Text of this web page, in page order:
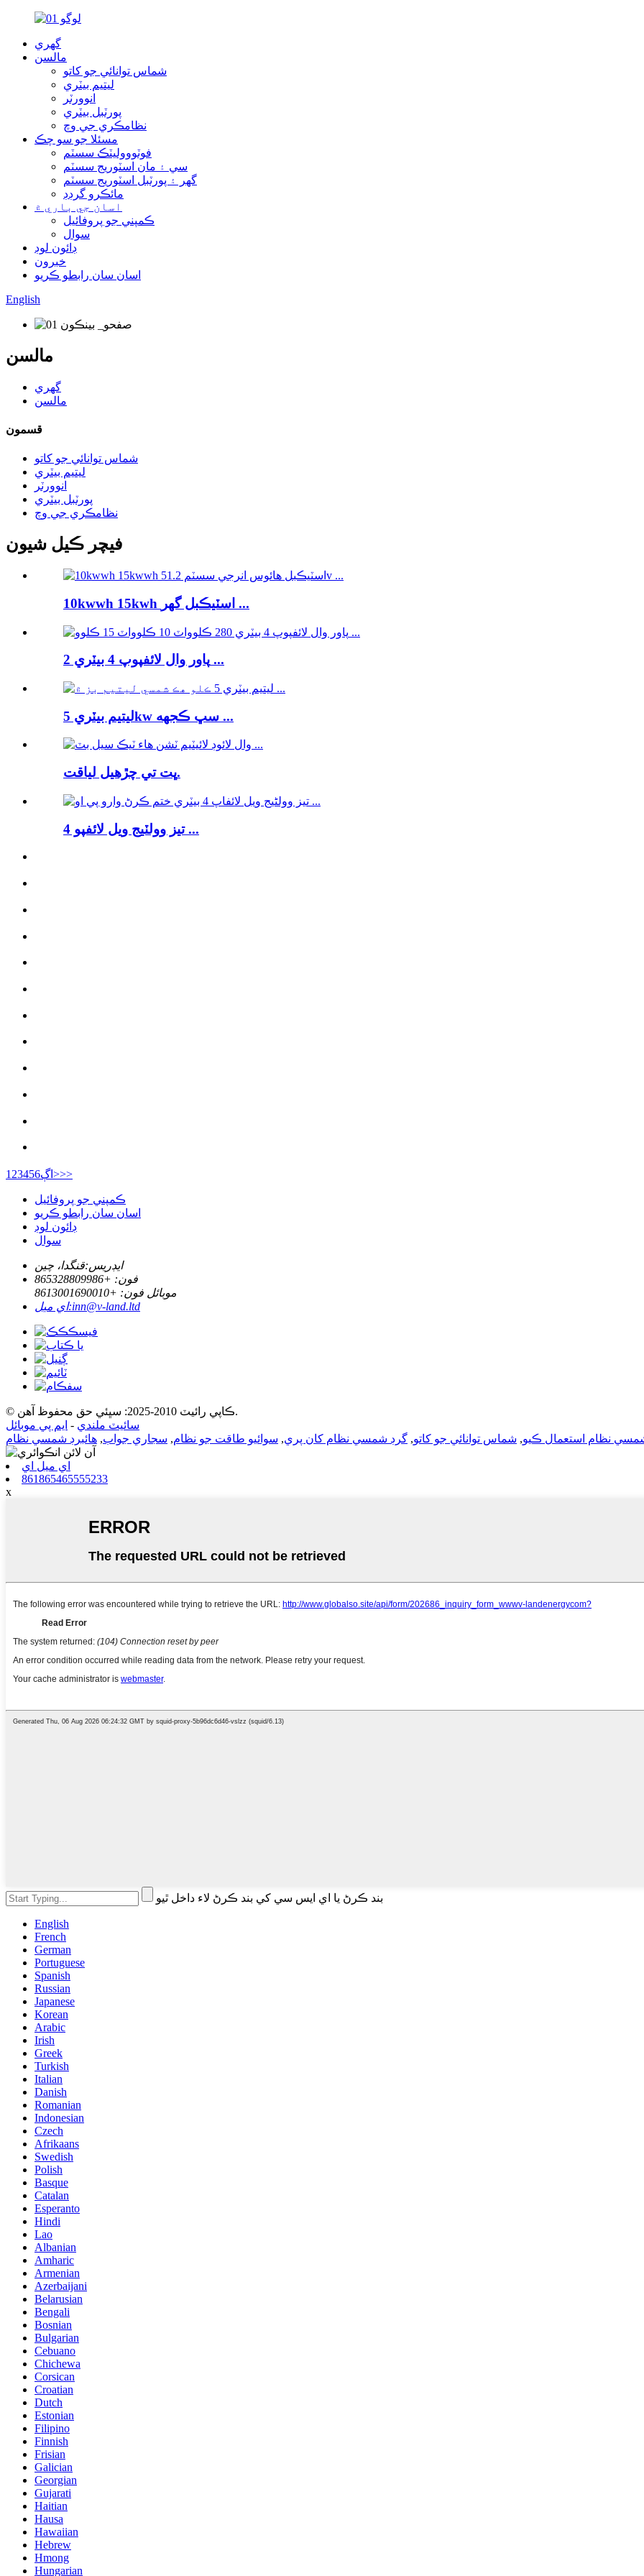
گهري
مالسن
شماس توانائي جو کاتو
ليتيم بيٽري
انوورٽر
پورٽبل بيٽري
نظامڪري جي وچ
مسئلا جو سو چڪ
فوٽوووليٽڪ سسٽم
سي ۽ مان اسٽوريج سسٽم
گهر ۽ پورٽبل اسٽوريج سسٽم
مائڪرو گرڊڊ
اسان جي باري ۾
ڪمپني جو پروفائيل
سوال
ڊائون لوڊ
خبرون
اسان سان رابطو ڪريو
English
مالسن
گهري
مالسن
قسمون
شماس توانائي جو کاتو
ليتيم بيٽري
انوورٽر
پورٽبل بيٽري
نظامڪري جي وچ
فيچر ڪيل شيون
10kwwh 15kwh اسٽيڪبل گهر ...
پاور وال لائفپوپ 4 بيٽري 2 ...
ليتيم بيٽري 5kw سڀ ڪجهه ...
ڀت تي چڙهيل لياقت.
تيز وولٽيج ويل لائفپو 4 ...
1 23456 اڳ>>>
ڪمپني جو پروفائيل
اسان سان رابطو ڪريو
ڊائون لوڊ
سوال
ايڊريس:قنگدا، چين
فون: +865328809986
موبائل فون: +8613001690010
اي ميل:inn@v-land.ltd
© ڪاپي رائيٽ 2010-2025: سڀئي حق محفوظ آهن.
سائيٽ ملندي - ايم پي موبائل
نظام استعمال ڪيو, شماس توانائي جو کاتو, گرڊ شمسي نظام کان پري, سوائيو طاقت جو نظام, سجاري جواب, هائبرڊ شمسي نظام
اي ميل اي
861865465555233
x
بند ڪرڻ يا اي ايس سي کي بند ڪرڻ لاء داخل ٿيو
English
French
German
Portuguese
Spanish
Russian
Japanese
Korean
Arabic
Irish
Greek
Turkish
Italian
Danish
Romanian
Indonesian
Czech
Afrikaans
Swedish
Polish
Basque
Catalan
Esperanto
Hindi
Lao
Albanian
Amharic
Armenian
Azerbaijani
Belarusian
Bengali
Bosnian
Bulgarian
Cebuano
Chichewa
Corsican
Croatian
Dutch
Estonian
Filipino
Finnish
Frisian
Galician
Georgian
Gujarati
Haitian
Hausa
Hawaiian
Hebrew
Hmong
Hungarian